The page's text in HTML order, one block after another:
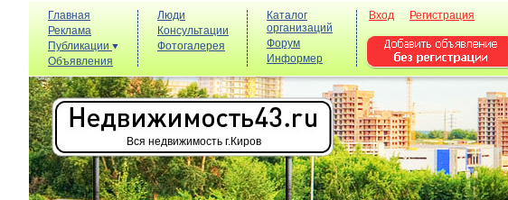
Главная
Реклама
Публикации
Объявления
Люди
Консультации
Фотогалерея
Каталог
организаций
Форум
Информер
Вход Регистрация
Вся недвижимость г.Киров